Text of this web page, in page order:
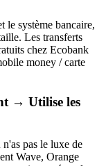
le système bancaire,
Les transferts
chez Ecobank
money / carte
→ Utilise les
pas le luxe de
Wave, Orange